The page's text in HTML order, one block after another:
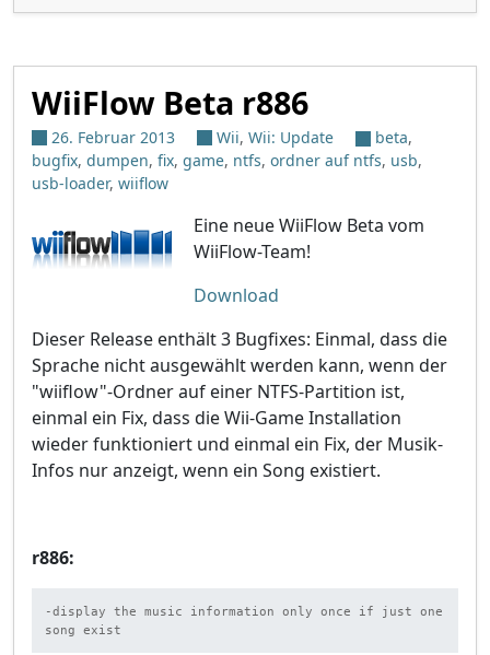
WiiFlow Beta r886
26. Februar 2013 Wii, Wii: Update beta,
bugfix, dumpen, fix, game, ntfs, ordner auf ntfs, usb,
usb-loader, wiiflow
Eine neue WiiFlow Beta vom
WiiFlow-Team!
Download
Dieser Release enthält 3 Bugfixes: Einmal, dass die
Sprache nicht ausgewählt werden kann, wenn der
"wiiflow"-Ordner auf einer NTFS-Partition ist,
einmal ein Fix, dass die Wii-Game Installation
wieder funktioniert und einmal ein Fix, der Musik-
Infos nur anzeigt, wenn ein Song existiert.
r886:
-display the music information only once if just one
song exist